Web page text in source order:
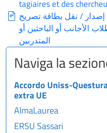
tagiaires et des
إصدار / نقل بطاقة تصريح
الأجانب أو الباحثين أو
المتدربين
Naviga la
Accordo Uniss-
extra UE
AlmaLaurea
ERSU Sassari